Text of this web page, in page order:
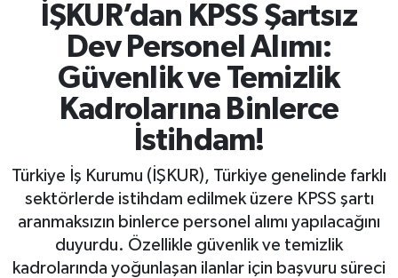
İŞKUR’dan KPSS Şartsız
Dev Personel Alımı:
Güvenlik ve Temizlik
Kadrolarına Binlerce
İstihdam!
Türkiye İş Kurumu (İŞKUR), Türkiye genelinde farklı
sektörlerde istihdam edilmek üzere KPSS şartı
aranmaksızın binlerce personel alımı yapılacağını
duyurdu. Özellikle güvenlik ve temizlik
kadrolarında yoğunlaşan ilanlar için başvuru süreci